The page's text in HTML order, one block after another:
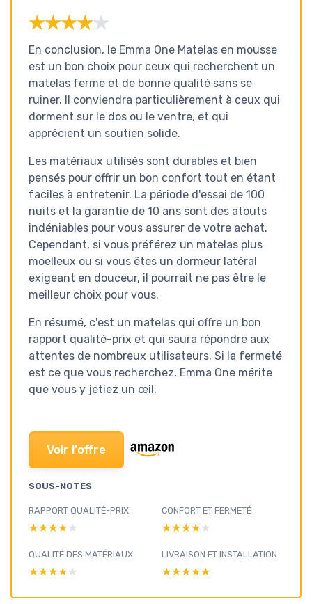
★★★★★
★★★★★
En conclusion, le Emma One Matelas en mousse
est un bon choix pour ceux qui recherchent un
matelas ferme et de bonne qualité sans se
ruiner. Il conviendra particulièrement à ceux qui
dorment sur le dos ou le ventre, et qui
apprécient un soutien solide.
Les matériaux utilisés sont durables et bien
pensés pour offrir un bon confort tout en étant
faciles à entretenir. La période d'essai de 100
nuits et la garantie de 10 ans sont des atouts
indéniables pour vous assurer de votre achat.
Cependant, si vous préférez un matelas plus
moelleux ou si vous êtes un dormeur latéral
exigeant en douceur, il pourrait ne pas être le
meilleur choix pour vous.
En résumé, c'est un matelas qui offre un bon
rapport qualité-prix et qui saura répondre aux
attentes de nombreux utilisateurs. Si la fermeté
est ce que vous recherchez, Emma One mérite
que vous y jetiez un œil.
Voir l'offre
SOUS-NOTES
RAPPORT QUALITÉ-PRIX
★★★★★
★★★★★
CONFORT ET FERMETÉ
★★★★★
★★★★★
QUALITÉ DES MATÉRIAUX
★★★★★
★★★★★
LIVRAISON ET INSTALLATION
★★★★★
★★★★★